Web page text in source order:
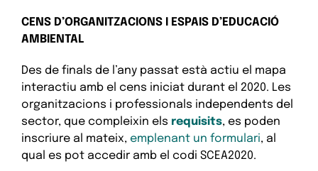
CENS D’ORGANITZACIONS I ESPAIS D’EDUCACIÓ
AMBIENTAL
Des de finals de l’any passat està actiu el mapa
interactiu amb el cens iniciat durant el 2020. Les
organitzacions i professionals independents del
sector, que compleixin els requisits, es poden
inscriure al mateix, emplenant un formulari, al
qual es pot accedir amb el codi SCEA2020.